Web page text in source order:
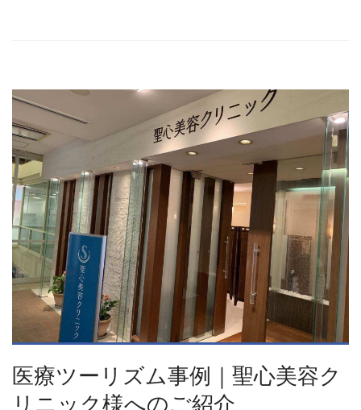
医療ツーリズム事例｜聖心美容ク
リニック様へのご紹介